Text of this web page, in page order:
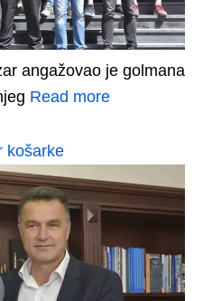
angažovao je golmana
Read more
košarke